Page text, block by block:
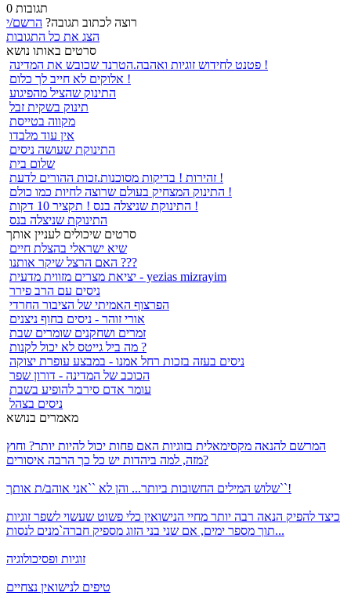
0 תגובות
רוצה לכתוב תגובה? הרשם/י
הצג את כל התגובות
סרטים באותו נושא
פטנט לחידוש זוגיות ואהבה.הטרנד שכובש את המדינה !
אלוקים לא חייב לך כלום !
התינוק שהציל מהפיגוע
תינוק בשקית זבל
מקווה בטייסת
אין עוד מלבדו
התינוקת שעושה ניסים
שלום בית
זהירות ! בדיקות מסוכנות.זכות ההורים לדעת !
התינוק המצחיק בעולם שרוצה לחיות כמו כולם !
התינוקת שניצלה בנס ! תקציר 10 דקות !
התינוקת שניצלה בנס
סרטים שיכולים לעניין אותך
שיא ישראלי בהצלת חיים
האם הרצל שיקר אותנו ???
יציאת מצרים מזווית מדעית - yezias mizrayim
ניסים עם הרב פירר
הפרצוף האמיתי של הציבור החרדי
אורי זוהר - ניסים בחוף ניצנים
זמרים ושחקנים שומרים שבת
מה ביל גייטס לא יכול לקנות ?
ניסים בעזה בזכות רחל אמנו - במבצע עופרת יצוקה
הכוכב של המדינה - דורון שפר
עומר אדם סירב להופיע בשבת
ניסים בצהל
מאמרים בנושא
המרשם להנאה מקסימאלית בזוגיות האם פחות יכול להיות יותר? וחוץ
מזה, למה ביהדות יש כל כך הרבה איסורים?
שלוש המילים החשובות ביותר...והן לא ``אני אוהב/ת אותך``!
כיצד להפיק הנאה רבה יותר מחיי הנישואין כלי פשוט שעשוי לשפר זוגיות
תוך מספר ימים, אם שני בני הזוג מספיק חברה`מנים לנסות...
זוגיות ופסיכולוגיה
טיפים לנישואין נצחיים